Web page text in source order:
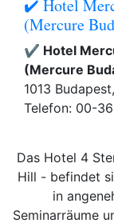
✔️ Hotel
(Mercure
✔️ Hotel
(Mercure
1013
Telefon: 00-
Das Hotel 4
Hill - befindet
in
Seminarräume